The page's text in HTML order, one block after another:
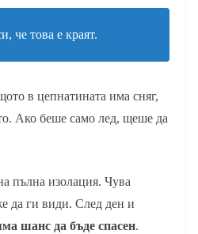
че това е краят.
в цепнатината има сняг,
Ако беше само лед, щеше да
пълна изолация. Чува
да ги види. След ден и
шанс да бъде спасен.